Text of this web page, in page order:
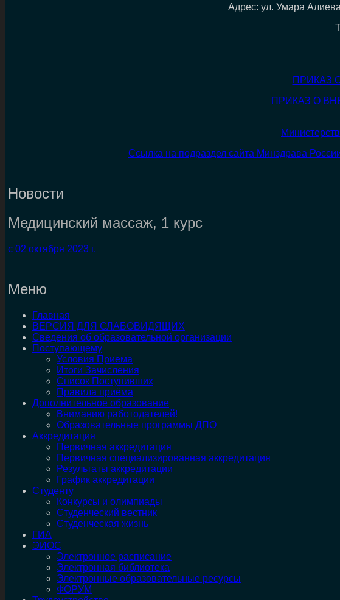
Адрес: ул. Умара
ПРИКАЗ
ПРИКАЗ О
Ссылка на подраздел сайта Минздрава
Новости
Медицинский массаж, 1 курс
с 02 октября 2023 г.
Меню
Главная
ВЕРСИЯ ДЛЯ СЛАБОВИДЯЩИХ
Сведения об образовательной организации
Поступающему
Условия Приема
Итоги Зачисления
Список Поступивших
Правила приёма
Дополнительное образование
Вниманию работодателей!
Образовательные программы ДПО
Аккредитация
Первичная аккредитация
Первичная специализированная аккредитация
Результаты аккредитации
График аккредитации
Студенту
Конкурсы и олимпиады
Студенческий вестник
Студенческая жизнь
ГИА
ЭИОС
Электронное расписание
Электронная библиотека
Электронные образовательные ресурсы
ФОРУМ